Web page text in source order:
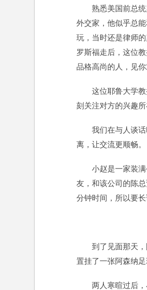
熟悉美国前总
外交家，他似乎总
玩，当时还是律师
罗斯福走后，这位
品格高尚的人，见
这位耶鲁大学
刻关注对方的兴趣
我们在与人谈
离，让交流更顺畅。
小赵是一家装
友，和该公司的陈
分钟时间，所以要长
到了见面那天
置挂了一张阿森纳足
两人寒暄过后